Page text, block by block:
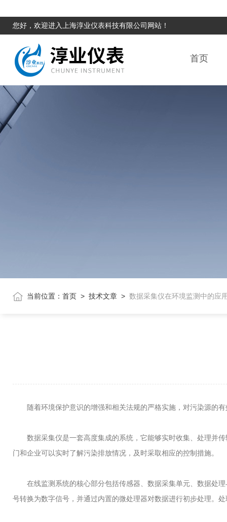
您好，欢迎进入上海淳业仪表科技有限公司网站！
首页
当前位置： 首页 > 技术文章 > 数据采集仪在环境监测中的应
随着环境保护意识的增强和相关法规的严格实施，对污染源的有
数据采集仪是一套高度集成的系统，它能够实时收集、处理并传
门和企业可以实时了解污染排放情况，及时采取相应的控制措施。
在线监测系统的核心部分包括传感器、数据采集单元、数据处理
号转换为数字信号，并通过内置的微处理器对数据进行初步处理。